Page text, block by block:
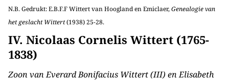
N.B. Gedrukt: E.B.F.F Wittert van Hoogland en Emiclaer,Genealogie van
het geslacht Wittert(1938) 25-28.
IV. Nicolaas Cornelis Wittert (1765-
1838)
Zoon van Everard Bonifacius Wittert (III) en Elisabeth